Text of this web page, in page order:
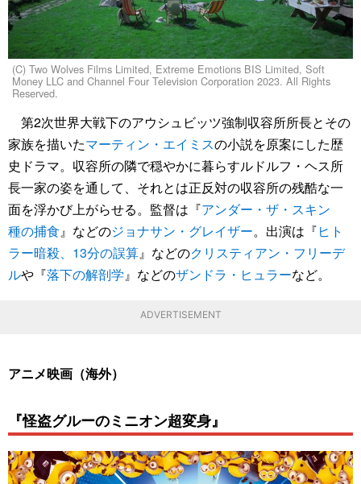
(C) Two Wolves Films Limited, Extreme Emotions BIS Limited, Soft
Money LLC and Channel Four Television Corporation 2023. All Rights
Reserved.
第2次世界大戦下のアウシュビッツ強制収容所所長とその
家族を描いたマーティン・エイミスの小説を原案にした歴
史ドラマ。収容所の隣で穏やかに暮らすルドルフ・ヘス所
長一家の姿を通して、それとは正反対の収容所の残酷な一
面を浮かび上がらせる。監督は『アンダー・ザ・スキン
種の捕食』などのジョナサン・グレイザー。出演は『ヒト
ラー暗殺、13分の誤算』などのクリスティアン・フリーデ
ルや『落下の解剖学』などのザンドラ・ヒュラーなど。
ADVERTISEMENT
アニメ映画（海外）
『怪盗グルーのミニオン超変身』